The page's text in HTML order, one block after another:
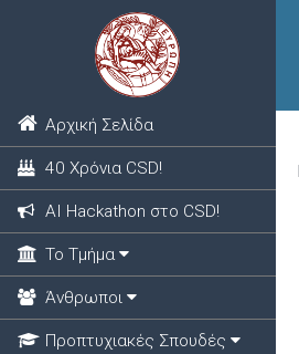
Αρχική Σελίδα
40 Χρόνια CSD!
ΑΙ Hackathon στο CSD!
Το Τμήμα
Άνθρωποι
Προπτυχιακές Σπουδές